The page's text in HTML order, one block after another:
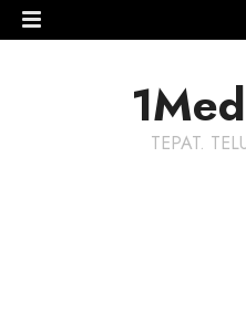
TEPAT.